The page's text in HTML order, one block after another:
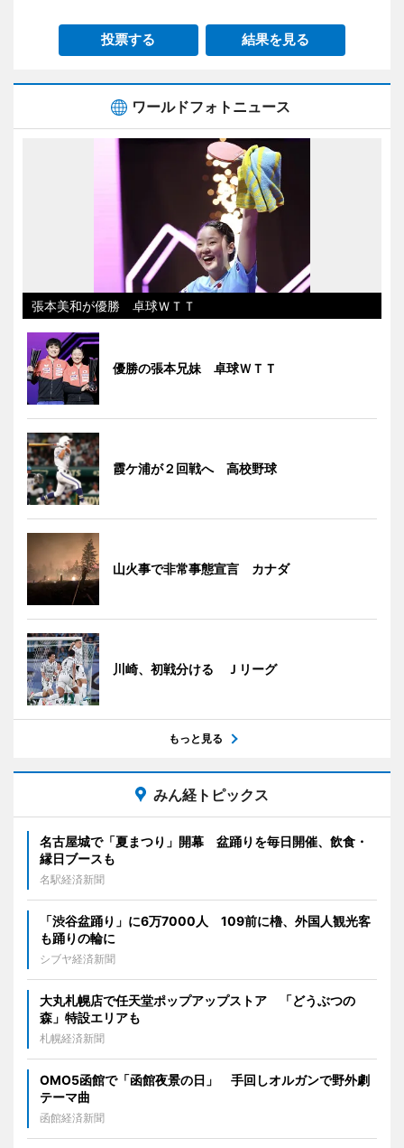
投票する 結果を見る
ワールドフォトニュース
張本美和が優勝 卓球ＷＴＴ
優勝の張本兄妹 卓球ＷＴＴ
霞ケ浦が２回戦へ 高校野球
山火事で非常事態宣言 カナダ
川崎、初戦分ける Ｊリーグ
もっと見る
みん経トピックス
名古屋城で「夏まつり」開幕 盆踊りを毎日開催、飲食・
縁日ブースも
名駅経済新聞
「渋谷盆踊り」に6万7000人 109前に櫓、外国人観光客
も踊りの輪に
シブヤ経済新聞
大丸札幌店で任天堂ポップアップストア 「どうぶつの
森」特設エリアも
札幌経済新聞
OMO5函館で「函館夜景の日」 手回しオルガンで野外劇
テーマ曲
函館経済新聞